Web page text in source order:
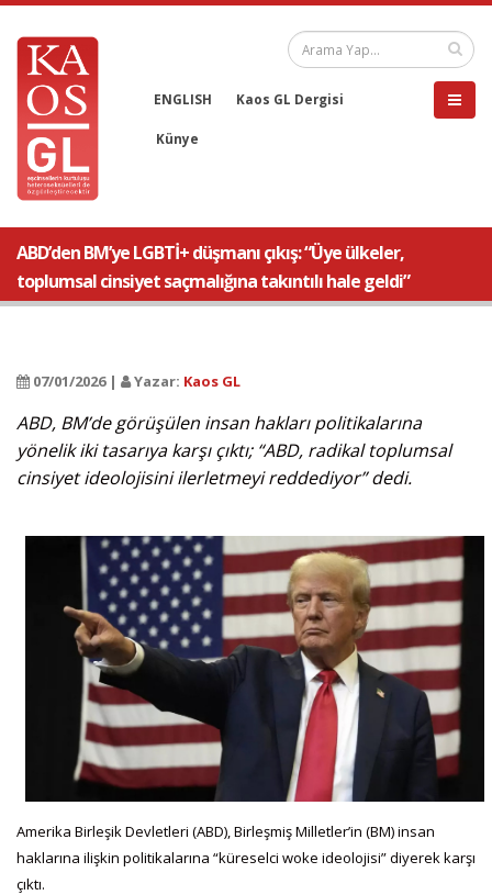
ENGLISH Kaos GL Dergisi
Künye
ABD’den BM’ye LGBTİ+ düşmanı çıkış: “Üye ülkeler,
toplumsal cinsiyet saçmalığına takıntılı hale geldi”
07/01/2026 | Yazar: Kaos GL
ABD, BM’de görüşülen insan hakları politikalarına
yönelik iki tasarıya karşı çıktı; “ABD, radikal toplumsal
cinsiyet ideolojisini ilerletmeyi reddediyor” dedi.
Amerika Birleşik Devletleri (ABD), Birleşmiş Milletler’in (BM) insan
haklarına ilişkin politikalarına “küreselci woke ideolojisi” diyerek karşı
çıktı.